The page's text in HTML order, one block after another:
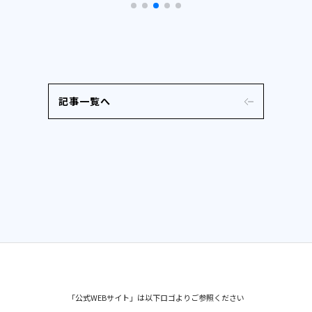
記事一覧へ
「公式WEBサイト」は以下ロゴよりご参照ください